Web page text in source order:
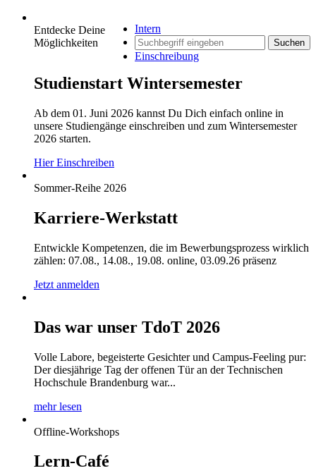
Intern
Suchen
Einschreibung
Entdecke Deine
Möglichkeiten
Studienstart Wintersemester
Ab dem 01. Juni 2026 kannst Du Dich einfach online in
unsere Studiengänge einschreiben und zum Wintersemester
2026 starten.
Hier Einschreiben
Sommer-Reihe 2026
Karriere-Werkstatt
Entwickle Kompetenzen, die im Bewerbungsprozess wirklich
zählen: 07.08., 14.08., 19.08. online, 03.09.26 präsenz
Jetzt anmelden
Das war unser TdoT 2026
Volle Labore, begeisterte Gesichter und Campus-Feeling pur:
Der diesjährige Tag der offenen Tür an der Technischen
Hochschule Brandenburg war...
mehr lesen
Offline-Workshops
Lern-Café